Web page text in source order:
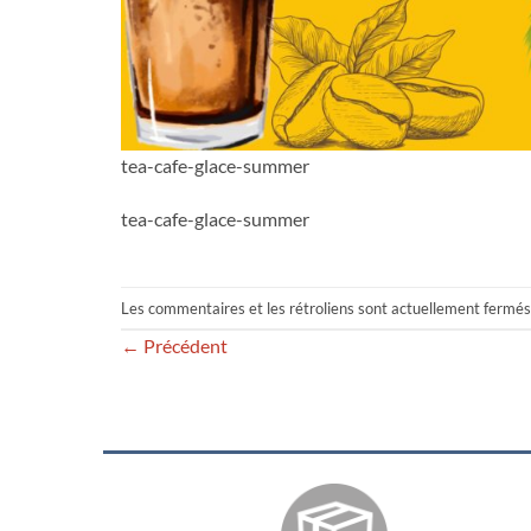
tea-cafe-glace-summer
tea-cafe-glace-summer
Les commentaires et les rétroliens sont actuellement
← Précédent